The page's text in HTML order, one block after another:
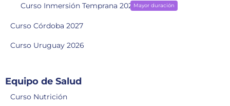
Curso Inmersión Temprana 2028Mayor duración
Curso Córdoba 2027
Curso Uruguay 2026
Equipo de Salud
Curso Nutrición